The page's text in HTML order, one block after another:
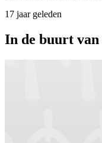
17 jaar geleden
In de buurt van